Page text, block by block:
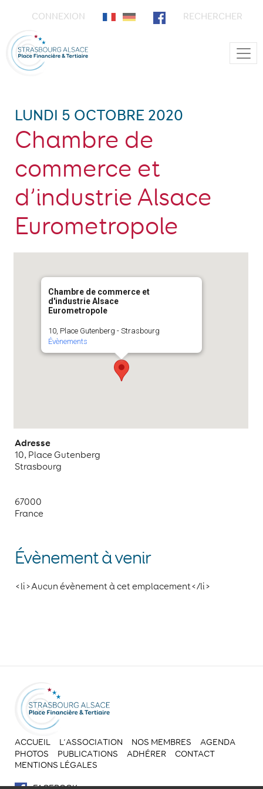
CONNEXION RECHERCHER
Main Navigation
LUNDI 5 OCTOBRE 2020
Chambre de
commerce et
d’industrie Alsace
Eurometropole
Chambre de commerce et
d'industrie Alsace
Eurometropole
10, Place Gutenberg - Strasbourg
Évènements
Adresse
10, Place Gutenberg
Strasbourg
67000
France
Évènement à venir
<li>Aucun évènement à cet emplacement</li>
ACCUEIL L’ASSOCIATION NOS MEMBRES
AGENDA
PHOTOS
PUBLICATIONS ADHÉRER
CONTACT
MENTIONS LÉGALES